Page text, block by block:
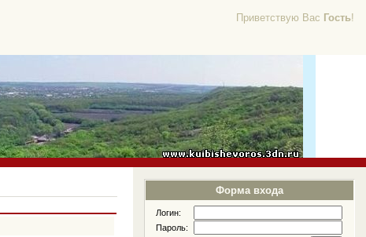
Приветствую Вас Гость!
Форма входа
Логин:
Пароль: